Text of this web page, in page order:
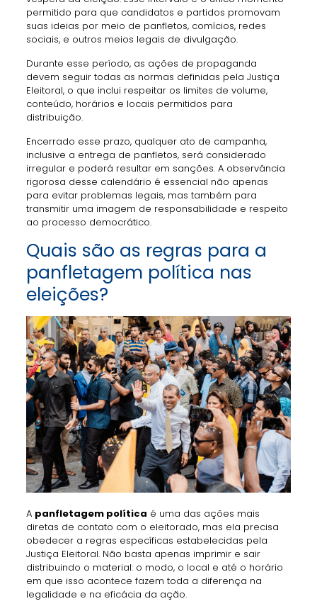
permitido para que candidatos e partidos promovam
suas ideias por meio de panfletos, comícios, redes
sociais, e outros meios legais de divulgação.
Durante esse período, as ações de propaganda
devem seguir todas as normas definidas pela Justiça
Eleitoral, o que inclui respeitar os limites de volume,
conteúdo, horários e locais permitidos para
distribuição.
Encerrado esse prazo, qualquer ato de campanha,
inclusive a entrega de panfletos, será considerado
irregular e poderá resultar em sanções. A observância
rigorosa desse calendário é essencial não apenas
para evitar problemas legais, mas também para
transmitir uma imagem de responsabilidade e respeito
ao processo democrático.
Quais são as regras para a
panfletagem política nas
eleições?
A panfletagem política é uma das ações mais
diretas de contato com o eleitorado, mas ela precisa
obedecer a regras específicas estabelecidas pela
Justiça Eleitoral. Não basta apenas imprimir e sair
distribuindo o material: o modo, o local e até o horário
em que isso acontece fazem toda a diferença na
legalidade e na eficácia da ação.